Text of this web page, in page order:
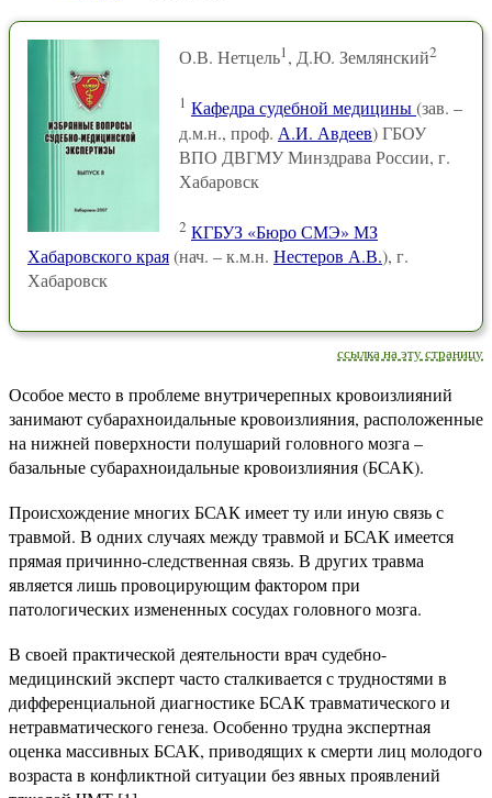
О.В. Нетцель1, Д.Ю. Землянский2
1 Кафедра судебной медицины(зав. –
д.м.н., проф. А.И. Авдеев) ГБОУ
ВПО ДВГМУ Минздрава России, г.
Хабаровск
2 КГБУЗ «Бюро СМЭ» МЗ
Хабаровского края(нач. – к.м.н. Нестеров А.В.), г.
Хабаровск
ссылка на эту страницу
Особое место в проблеме внутричерепных кровоизлияний
занимают субарахноидальные кровоизлияния, расположенные
на нижней поверхности полушарий головного мозга –
базальные субарахноидальные кровоизлияния (БСАК).
Происхождение многих БСАК имеет ту или иную связь с
травмой. В одних случаях между травмой и БСАК имеется
прямая причинно-следственная связь. В других травма
является лишь провоцирующим фактором при
патологических измененных сосудах головного мозга.
В своей практической деятельности врач судебно-
медицинский эксперт часто сталкивается с трудностями в
дифференциальной диагностике БСАК травматического и
нетравматического генеза. Особенно трудна экспертная
оценка массивных БСАК, приводящих к смерти лиц молодого
возраста в конфликтной ситуации без явных проявлений